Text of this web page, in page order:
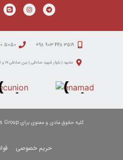
۳۵۱۹ ۴۴۸ ۹۰۳ ۹۸+ ۵۰۵۰ ۳۱۵۰ ۰۵۱
مشهد | بلوار شهید صادقی | بین صادقی ۱۷ و ۱۹ | مجتمع تابان | طبقه دوم | واحد شش
کلیه حقوق مادی و معنوی برای iFOM Business Group محفوظ است.
حریم خصوصی